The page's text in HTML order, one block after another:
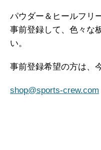
パウダー＆ヒールフリ
事前登録して、色々な
い。
事前登録希望の方は、
shop@sports-crew.com